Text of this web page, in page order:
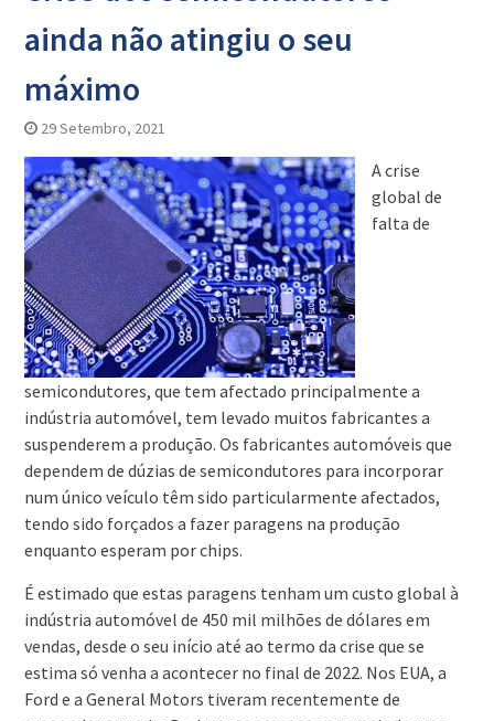
ainda não atingiu o seu
máximo
29 Setembro, 2021
A crise
global de
falta de
semicondutores, que tem afectado principalmente a
indústria automóvel, tem levado muitos fabricantes a
suspenderem a produção. Os fabricantes automóveis que
dependem de dúzias de semicondutores para incorporar
num único veículo têm sido particularmente afectados,
tendo sido forçados a fazer paragens na produção
enquanto esperam por chips.
É estimado que estas paragens tenham um custo global à
indústria automóvel de 450 mil milhões de dólares em
vendas, desde o seu início até ao termo da crise que se
estima só venha a acontecer no final de 2022. Nos EUA, a
Ford e a General Motors tiveram recentemente de